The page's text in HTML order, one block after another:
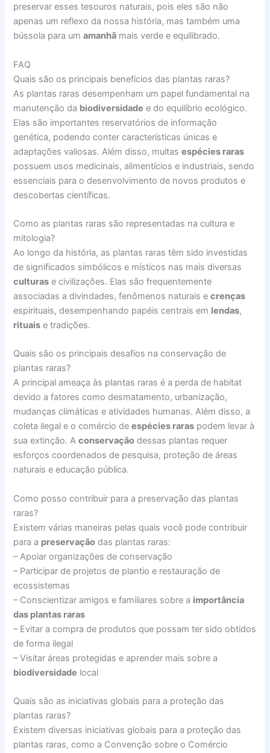
preservar esses tesouros naturais, pois eles são não
apenas um reflexo da nossa história, mas também uma
bússola para umamanhã mais verde e equilibrado.
FAQ
Quais são os principais benefícios das plantas raras?
As plantas raras desempenham um papel fundamental na
manutenção da biodiversidade e do equilíbrio ecológico.
Elas são importantes reservatórios de informação
genética, podendo conter características únicas e
adaptações valiosas. Além disso, muitasespécies raras
possuem usos medicinais, alimentícios e industriais, sendo
essenciais para o desenvolvimento de novos produtos e
descobertas científicas.
Como as plantas raras são representadas na cultura e
mitologia?
Ao longo da história, as plantas raras têm sido investidas
de significados simbólicos e místicos nas mais diversas
culturas e civilizações. Elas são frequentemente
associadas a divindades, fenômenos naturais ecrenças
espirituais, desempenhando papéis centrais em lendas,
rituais e tradições.
Quais são os principais desafios na conservação de
plantas raras?
A principal ameaça às plantas raras é a perda de habitat
devido a fatores como desmatamento, urbanização,
mudanças climáticas e atividades humanas. Além disso, a
coleta ilegal e o comércio deespécies raras podem levar à
sua extinção. Aconservação dessas plantas requer
esforços coordenados de pesquisa, proteção de áreas
naturais e educação pública.
Como posso contribuir para a preservação das plantas
raras?
Existem várias maneiras pelas quais você pode contribuir
para a preservação das plantas raras:
– Apoiar organizações de conservação
– Participar de projetos de plantio e restauração de
ecossistemas
– Conscientizar amigos e familiares sobre a importância
das plantas raras
– Evitar a compra de produtos que possam ter sido obtidos
de forma ilegal
– Visitar áreas protegidas e aprender mais sobre a
biodiversidade local
Quais são as iniciativas globais para a proteção das
plantas raras?
Existem diversas iniciativas globais para a proteção das
plantas raras, como a Convenção sobre o Comércio